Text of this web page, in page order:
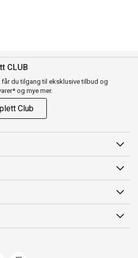
CLUB
du tilgang til eksklusive tilbud og
og mye mer.
Club
Club